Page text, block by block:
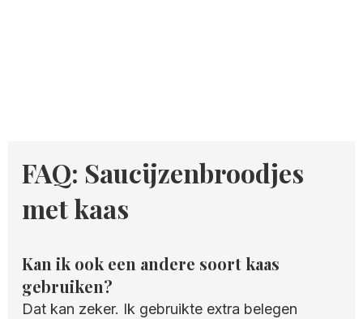
FAQ: Saucijzenbroodjes
met kaas
Kan ik ook een andere soort kaas
gebruiken?
Dat kan zeker. Ik gebruikte extra belegen